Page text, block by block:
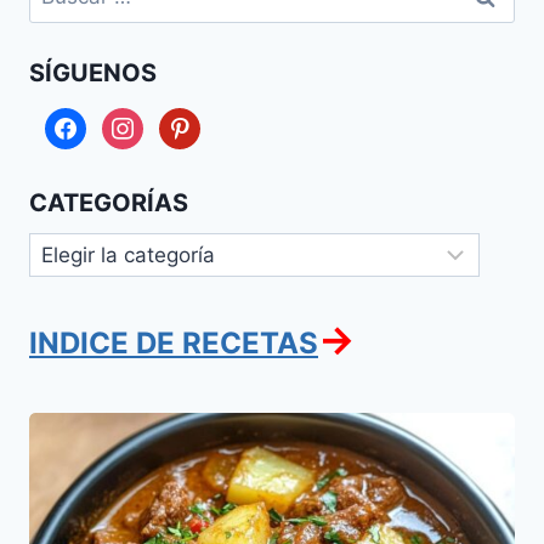
SÍGUENOS
facebookinstagrampinterest
CATEGORÍAS
Categorías
INDICE DE RECETAS→
guisada
Papas